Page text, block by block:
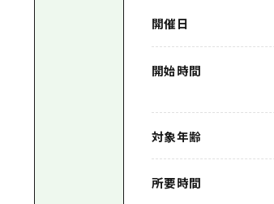
開催日
開始時間
対象年齢
所要時間